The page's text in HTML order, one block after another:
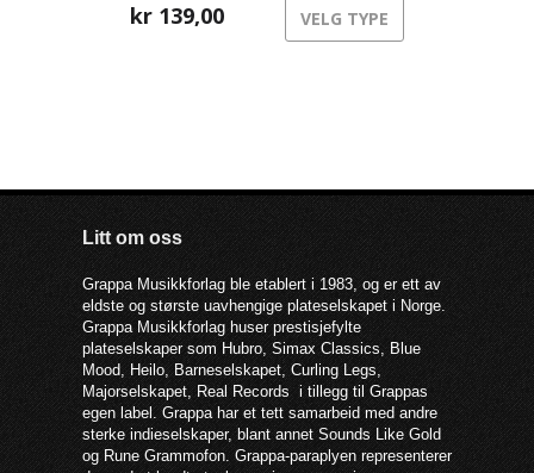
invitert med seg den musikalsk
grensesprengeren Nils Økland, som
kr 139,00 VELG TYPE
Litt om oss
Grappa Musikkforlag ble etablert i 1983, og er ett av
eldste og største uavhengige plateselskapet i Norge.
Grappa Musikkforlag huser prestisjefylte
plateselskaper som Hubro, Simax Classics, Blue
Mood, Heilo, Barneselskapet, Curling Legs,
Majorselskapet, Real Records i tillegg til Grappas
egen label. Grappa har et tett samarbeid med andre
sterke indieselskaper, blant annet Sounds Like Gold
og Rune Grammofon. Grappa-paraplyen representerer